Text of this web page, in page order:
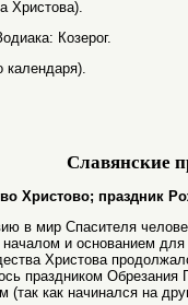
Христова).
Козерог.
календаря).
Славянские
Христово; праздник
в мир Спасителя
и основанием для
Христова
праздником Обрезания
как начинался на